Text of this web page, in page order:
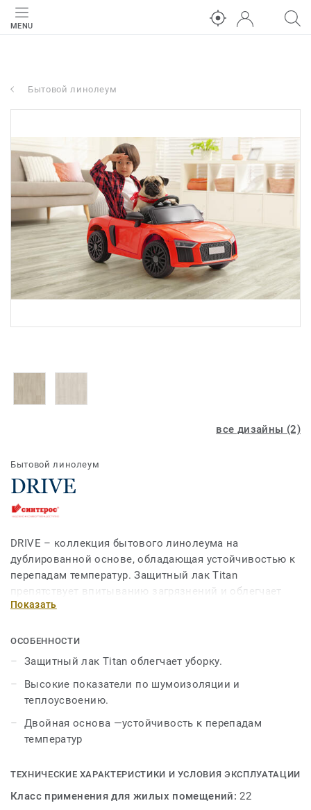
MENU
Бытовой линолеум
все дизайны (2)
Бытовой линолеум
DRIVE
DRIVE – коллекция бытового линолеума на
дублированной основе, обладающая устойчивостью к
перепадам температур. Защитный лак Titan
препятствует впитыванию загрязнений и облегчает
уборку. Актуальные и динамичные дизайны с
эту коллекцию отличным решением для покупателей,
которые ориентированы на современные решения.
Показать
ОСОБЕННОСТИ
Защитный лак Titan облегчает уборку.
Высокие показатели по шумоизоляции и
теплоусвоению.
Двойная основа —устойчивость к перепадам
температур
ТЕХНИЧЕСКИЕ ХАРАКТЕРИСТИКИ И УСЛОВИЯ ЭКСПЛУАТАЦИИ
Класс применения для жилых помещений:22